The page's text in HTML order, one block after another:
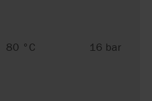
80 °C 16 bar